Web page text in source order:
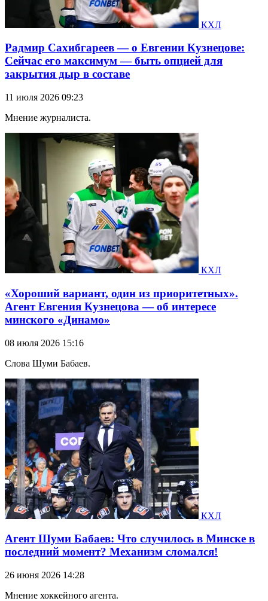
КХЛ
Радмир Сахибгареев — о Евгении Кузнецове:
Сейчас его максимум — быть опцией для
закрытия дыр в составе
11 июля 2026 09:23
Мнение журналиста.
КХЛ
«Хороший вариант, один из приоритетных».
Агент Евгения Кузнецова — об интересе
минского «Динамо»
08 июля 2026 15:16
Слова Шуми Бабаев.
КХЛ
Агент Шуми Бабаев: Что случилось в Минске в
последний момент? Механизм сломался!
26 июня 2026 14:28
Мнение хоккейного агента.